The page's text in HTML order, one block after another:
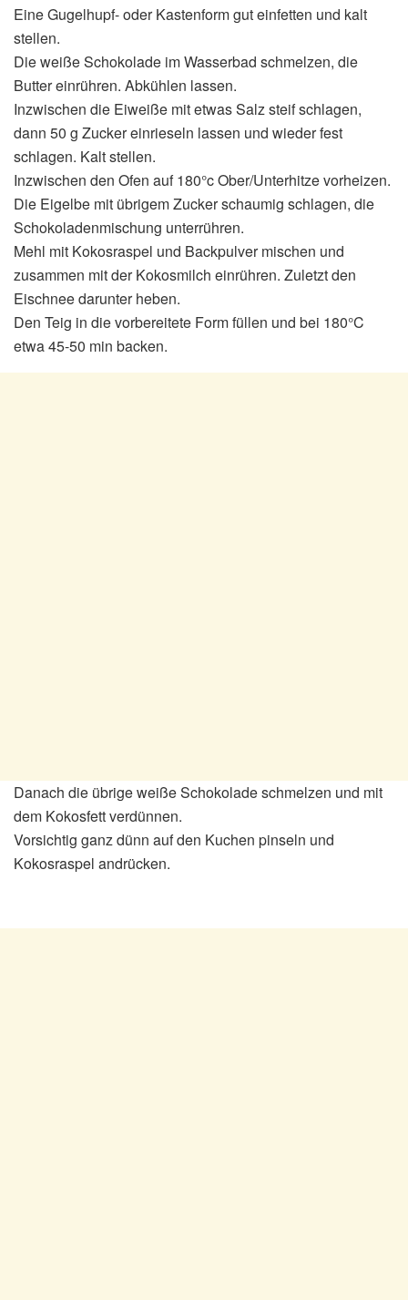
Eine Gugelhupf- oder Kastenform gut einfetten und kalt
stellen.
Die weiße Schokolade im Wasserbad schmelzen, die
Butter einrühren. Abkühlen lassen.
Inzwischen die Eiweiße mit etwas Salz steif schlagen,
dann 50 g Zucker einrieseln lassen und wieder fest
schlagen. Kalt stellen.
Inzwischen den Ofen auf 180°c Ober/Unterhitze vorheizen.
Die Eigelbe mit übrigem Zucker schaumig schlagen, die
Schokoladenmischung unterrühren.
Mehl mit Kokosraspel und Backpulver mischen und
zusammen mit der Kokosmilch einrühren. Zuletzt den
Eischnee darunter heben.
Den Teig in die vorbereitete Form füllen und bei 180°C
etwa 45-50 min backen.
Danach die übrige weiße Schokolade schmelzen und mit
dem Kokosfett verdünnen.
Vorsichtig ganz dünn auf den Kuchen pinseln und
Kokosraspel andrücken.